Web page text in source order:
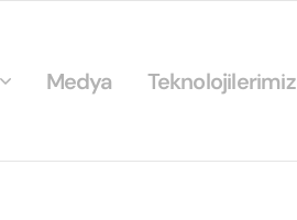
Medya Teknolojilerimiz